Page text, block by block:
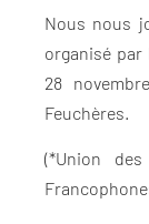
Nous nous
organisé par
28
Feuchères.
(*Union